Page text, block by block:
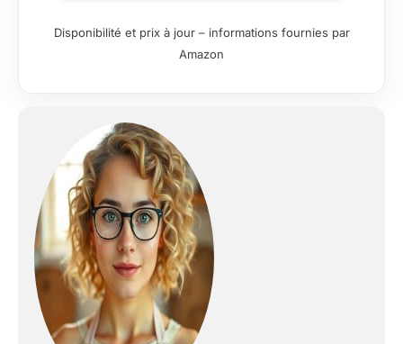
Moteur
HM650E
Disponibilité et prix à jour – informations fournies par
Amazon